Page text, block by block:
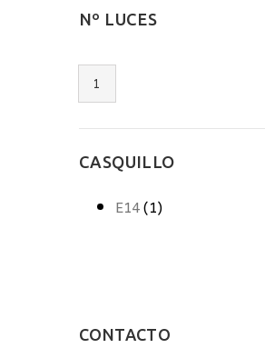
Nº LUCES
1
CASQUILLO
E14(1)
CONTACTO